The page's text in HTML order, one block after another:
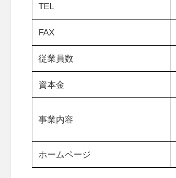
TEL
FAX
従業員数
資本金
事業内容
ホームページ